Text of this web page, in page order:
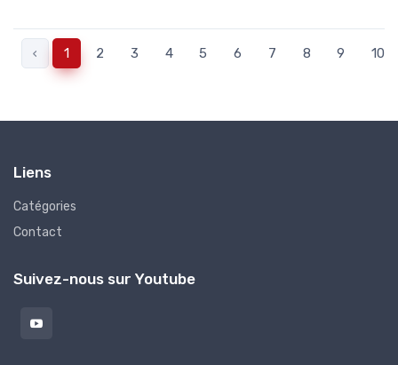
‹ 1 2 3 4 5 6 7 8 9 10
Liens
Catégories
Contact
Suivez-nous sur Youtube